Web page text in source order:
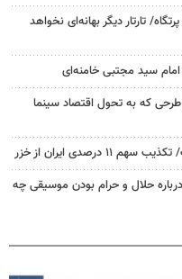
تارتار دیگر بهانه‌ای نخواهد
سید مجتبی خامنه‌ای
طرحی که به تحول اقتصاد سینما
ایران از خزر
حلال و حرام بودن موسیقی چه